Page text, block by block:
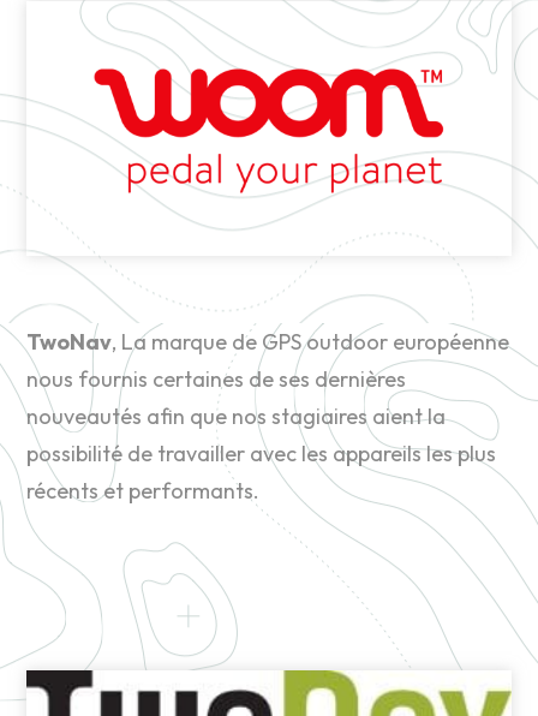
TwoNav, La marque de GPS outdoor européenne
nous fournis certaines de ses dernières
nouveautés afin que nos stagiaires aient la
possibilité de travailler avec les appareils les plus
récents et performants.